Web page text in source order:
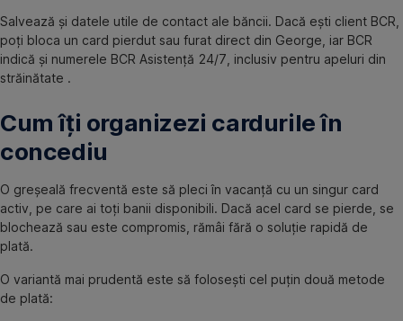
Salvează și datele utile de contact ale băncii. Dacă ești client BCR,
poți bloca un card pierdut sau furat direct din George, iar BCR
indică și numerele BCR Asistență 24/7, inclusiv pentru apeluri din
străinătate .
Cum îți organizezi cardurile în
concediu
O greșeală frecventă este să pleci în vacanță cu un singur card
activ, pe care ai toți banii disponibili. Dacă acel card se pierde, se
blochează sau este compromis, rămâi fără o soluție rapidă de
plată.
O variantă mai prudentă este să folosești cel puțin două metode
de plată: